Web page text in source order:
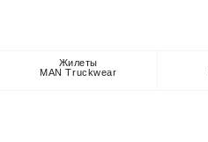
Жилеты
MAN Truckwear